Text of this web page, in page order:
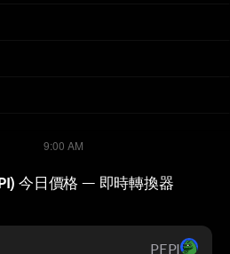
今日價格 — 即時轉換器
PEPI